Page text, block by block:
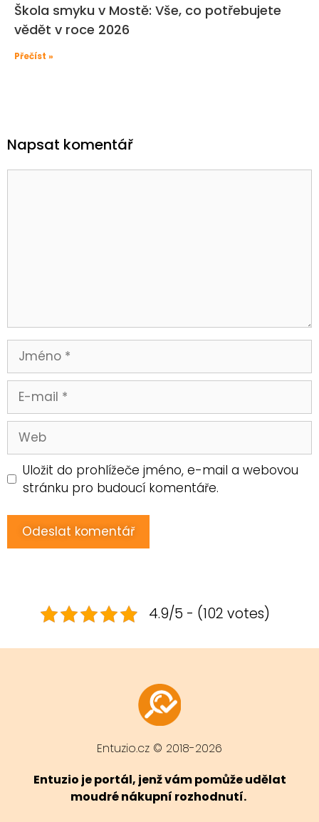
Škola smyku v Mostě: Vše, co potřebujete
vědět v roce 2026
Přečíst »
Napsat komentář
Uložit do prohlížeče jméno, e-mail a webovou
stránku pro budoucí komentáře.
4.9/5 - (102 votes)
Entuzio.cz © 2018-2026
Entuzio je portál, jenž vám pomůže udělat
moudré nákupní rozhodnutí.